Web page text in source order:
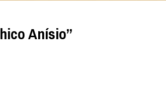
Anísio”